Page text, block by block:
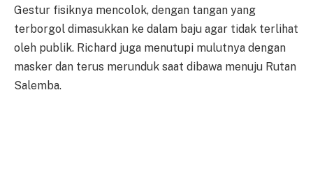
Gestur fisiknya mencolok, dengan tangan yang
terborgol dimasukkan ke dalam baju agar tidak terlihat
oleh publik. Richard juga menutupi mulutnya dengan
masker dan terus merunduk saat dibawa menuju Rutan
Salemba.